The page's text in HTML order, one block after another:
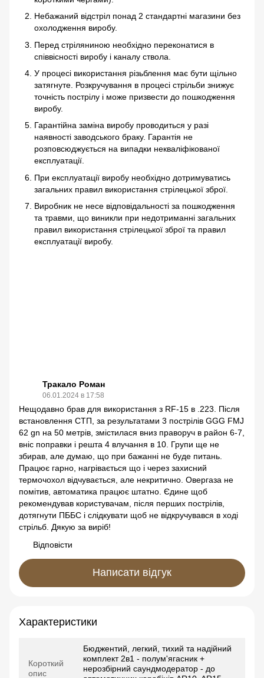
Небажаний відстріл понад 2 стандартні магазини без
охолодження виробу.
Перед стріляниною необхідно переконатися в
співвісності виробу і каналу ствола.
У процесі використання різьблення має бути щільно
затягнуте. Розкручування в процесі стрільби знижує
точність пострілу і може призвести до пошкодження
виробу.
Гарантійна заміна виробу проводиться у разі
наявності заводського браку. Гарантія не
розповсюджується на випадки некваліфікованої
експлуатації.
При експлуатації виробу необхідно дотримуватись
загальних правил використання стрілецької зброї.
Виробник не несе відповідальності за пошкодження
та травми, що виникли при недотриманні загальних
правил використання стрілецької зброї та правил
експлуатації виробу.
Тракало Роман
06.01.2024 в 17:58
Нещодавно брав для використання з RF-15 в .223. Після
встановлення СТП, за результатами 3 пострілів GGG FMJ
62 gn на 50 метрів, змістилася вниз праворуч в район 6-7,
вніс поправки і решта 4 влучання в 10. Групи ще не
збирав, але думаю, що при бажанні не буде питань.
Працює гарно, нагрівається що і через захисний
термочохол відчувається, але некритично. Овергаза не
помітив, автоматика працює штатно. Єдине щоб
рекомендував користувачам, після перших пострілів,
дотягнути ПББС і слідкувати щоб не відкручувався в ході
стрільб. Дякую за виріб!
Відповісти
Написати відгук
Характеристики
Короткий
опис
Бюджентий, легкий, тихий та надійний
комплект 2в1 - полум'ягасник +
нерозбірний саундмодератор - до